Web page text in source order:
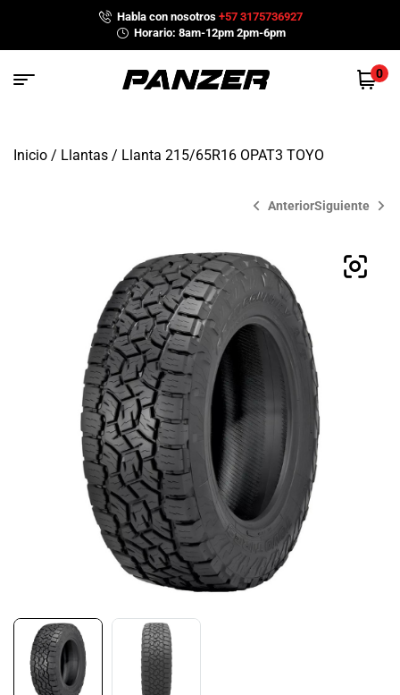
Habla con nosotros+57 3175736927
Horario: 8am-12pm 2pm-6pm
0
Inicio / Llantas / Llanta 215/65R16 OPAT3 TOYO
Anterior
$ 700,900
Siguiente
$ 729,300